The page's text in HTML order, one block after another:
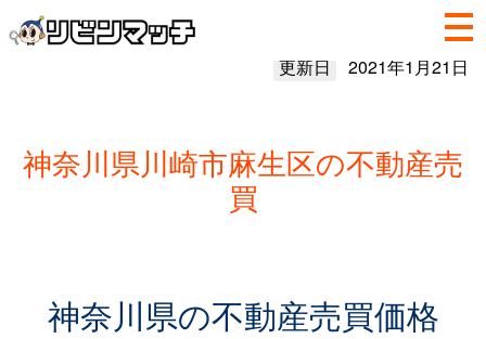
更新日 2021年1月21日
神奈川県川崎市麻生区の不動産売
買
神奈川県の不動産売買価格